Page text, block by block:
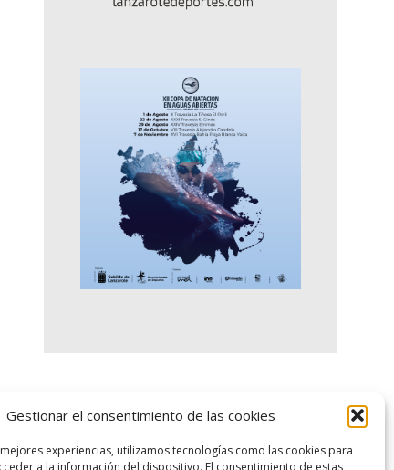
Gestionar el consentimiento de las cookies
experiencias, utilizamos tecnologías como las cookies para
a la información del dispositivo. El consentimiento de estas
logo SID